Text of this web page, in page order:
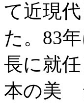
て近現
た。83
長に就
本の美